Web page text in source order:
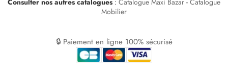
Consulter nos autres catalogues : Catalogue Maxi Bazar - Catalogue
Mobilier
🔒 Paiement en ligne 100% sécurisé